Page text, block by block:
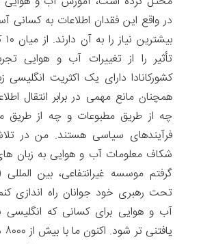
در واقع این فقدان اطلاعات به
تأثیر را از تغییرات آب و هوایی
کشورکانادا دارای یک اکثریت
همچنان مانع مهمی در برابر انتقال
چه از طریق مطبوعات و چه از طریق
فرآیندهای سیاسی هستند. من در
شکاف معلومات آب و هوایی به زبان
گرفتم موسسه غیرانتفاعی، بین المللی
تحت رهبری خود جوانان راه اندازی
آب و هوایی برای کسانی که